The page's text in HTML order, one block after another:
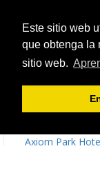
Este sitio web
que obtenga la
sitio web.
Envíenos su